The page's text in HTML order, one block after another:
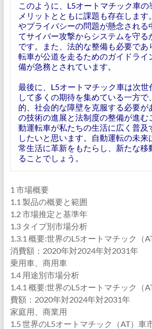
このように、L5オートマチック車
メリットとともに課題も存在します
やプライバシーの問題が懸念される
てサイバー攻撃からシステムを守る
です。また、法的な整備も必要であ
転車が公道を走るためのガイドライ
備が急務とされています。
最後に、L5オートマチック車は次世
して多くの期待を集めている一方で
的、社会的な障壁を克服する必要が
の技術の進展と法制度の整備が進む
動運転車が私たちの生活に広く普及
したいと思います。自動運転の未来
常生活に革新をもたらし、新たな移
ることでしょう。
1 市場概要
1.1 製品の概要と範囲
1.2 市場推定と基準年
1.3 タイプ別市場分析
1.3.1 概要:世界のL5オートマチック（
消費額：2020年対2024年対2031年
乗用車、商用車
1.4 用途別市場分析
1.4.1 概要:世界のL5オートマチック（
費額：2020年対2024年対2031年
家庭用、商業用
1.5 世界のL5オートマチック（AT）車